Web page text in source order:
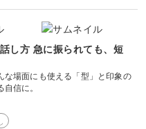
し方 急に振られても、短
場面にも使える「型」と印象の
信に。